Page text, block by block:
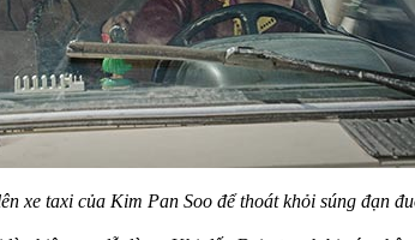
xe taxi của Kim Pan Soo để thoát khỏi súng đạn